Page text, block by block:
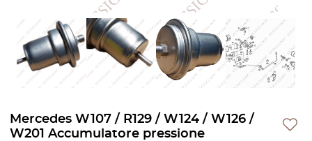
Mercedes W107 / R129 / W124 / W126 /
W201 Accumulatore pressione